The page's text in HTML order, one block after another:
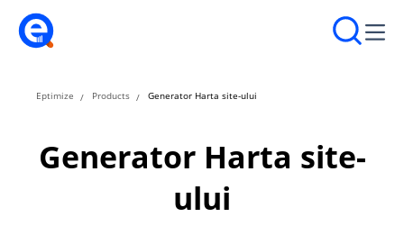
Eptimize Products Generator Harta site-ului
Generator Harta site-
ului